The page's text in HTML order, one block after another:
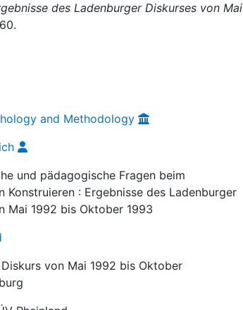
des Ladenburger Diskurses von Mai
and Methodology
und pädagogische Fragen beim
Konstruieren : Ergebnisse des Ladenburger
Mai 1992 bis Oktober 1993
von Mai 1992 bis Oktober